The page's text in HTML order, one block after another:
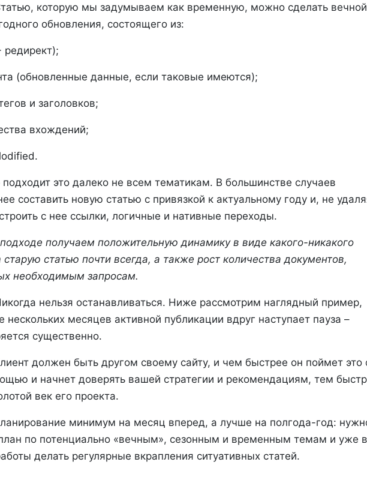
которую мы задумываем как временную, можно сделать вечной
обновления, состоящего из:
редирект);
(обновленные данные, если таковые имеются);
и заголовков;
вхождений;
это далеко не всем тематикам. В большинстве случаев
составить новую статью с привязкой к актуальному году и, не
с нее ссылки, логичные и нативные переходы.
получаем положительную динамику в виде какого-никакого
старую статью почти всегда, а также рост количества документов,
необходимым запросам.
нельзя останавливаться. Ниже рассмотрим наглядный пример,
нескольких месяцев активной публикации вдруг наступает пауза –
существенно.
должен быть другом своему сайту, и чем быстрее он поймет это
и начнет доверять вашей стратегии и рекомендациям, тем
век его проекта.
минимум на месяц вперед, а лучше на полгода-год:
по потенциально «вечным», сезонным и временным темам и уже в
делать регулярные вкрапления ситуативных статей.